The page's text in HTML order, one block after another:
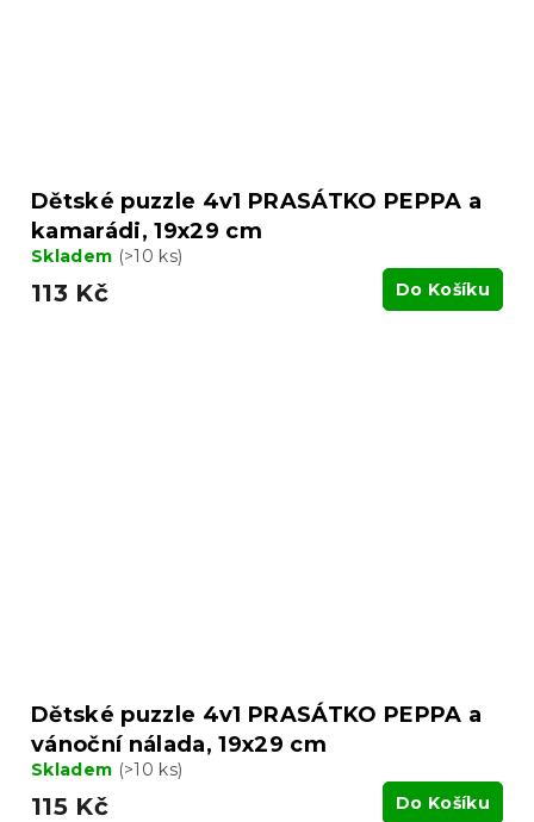
Dětské puzzle 4v1 PRASÁTKO PEPPA a
kamarádi, 19x29 cm
Skladem (>10 ks)
113 Kč Do Košíku
Dětské puzzle 4v1 PRASÁTKO PEPPA a
vánoční nálada, 19x29 cm
Skladem (>10 ks)
115 Kč Do Košíku